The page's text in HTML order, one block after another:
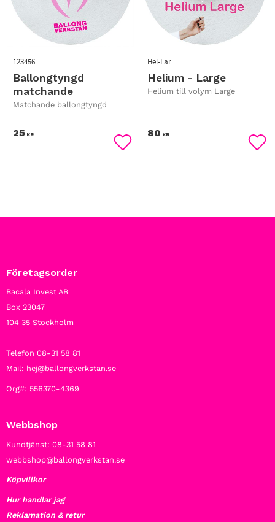
Ballongtyngd
matchande
Matchande ballongtyngd
123456
25 KR
Lägg till i favoriter
Helium - Large
Helium till volym Large
Hel-Lar
80 KR
Företagsorder
Bacala Invest AB
Box 23047
104 35 Stockholm
Telefon 08-31 58 81
Mail: hej@ballongverkstan.se
Org#: 556370-4369
Webbshop
Kundtjänst: 08-31 58 81
webbshop@ballongverkstan.se
Köpvillkor
Hur handlar jag
Reklamation & retur